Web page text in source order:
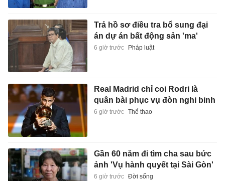
Trả hồ sơ điều tra bổ sung đại
án dự án bất động sản 'ma'
6 giờ trước Pháp luật
Real Madrid chỉ coi Rodri là
quân bài phục vụ đòn nghi binh
6 giờ trước Thể thao
Gần 60 năm đi tìm cha sau bức
ảnh 'Vụ hành quyết tại Sài Gòn'
6 giờ trước Đời sống